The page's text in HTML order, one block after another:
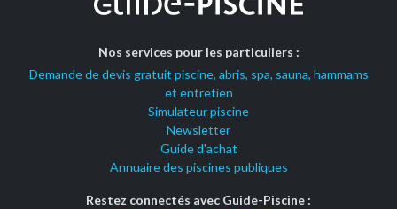
Nos services pour les particuliers :
Demande de devis gratuit piscine, abris, spa, sauna, hammams
et entretien
Simulateur piscine
Newsletter
Guide d'achat
Annuaire des piscines publiques
Restez connectés avec Guide-Piscine :